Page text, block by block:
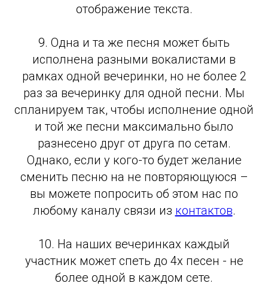
отображение текста.
9. Одна и та же песня может быть
исполнена разными вокалистами в
рамках одной вечеринки, но не более 2
раз за вечеринку для одной песни. Мы
спланируем так, чтобы исполнение одной
и той же песни максимально было
разнесено друг от друга по сетам.
Однако, если у кого-то будет желание
сменить песню на не повторяющуюся –
вы можете попросить об этом нас по
любому каналу связи из контактов.
10. На наших вечеринках каждый
участник может спеть до 4х песен - не
более одной в каждом сете.